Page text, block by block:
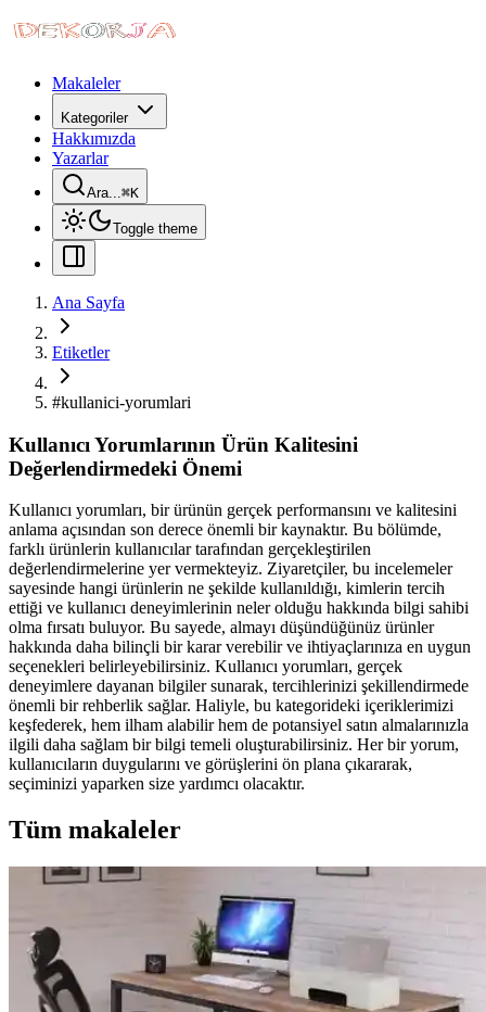
Makaleler
Kategoriler
Hakkımızda
Yazarlar
Ara...⌘K
Toggle theme
Ana Sayfa
Etiketler
#kullanici-yorumlari
Kullanıcı Yorumlarının Ürün Kalitesini
Değerlendirmedeki Önemi
Kullanıcı yorumları, bir ürünün gerçek performansını ve kalitesini
anlama açısından son derece önemli bir kaynaktır. Bu bölümde,
farklı ürünlerin kullanıcılar tarafından gerçekleştirilen
değerlendirmelerine yer vermekteyiz. Ziyaretçiler, bu incelemeler
sayesinde hangi ürünlerin ne şekilde kullanıldığı, kimlerin tercih
ettiği ve kullanıcı deneyimlerinin neler olduğu hakkında bilgi sahibi
olma fırsatı buluyor. Bu sayede, almayı düşündüğünüz ürünler
hakkında daha bilinçli bir karar verebilir ve ihtiyaçlarınıza en uygun
seçenekleri belirleyebilirsiniz. Kullanıcı yorumları, gerçek
deneyimlere dayanan bilgiler sunarak, tercihlerinizi şekillendirmede
önemli bir rehberlik sağlar. Haliyle, bu kategorideki içeriklerimizi
keşfederek, hem ilham alabilir hem de potansiyel satın almalarınızla
ilgili daha sağlam bir bilgi temeli oluşturabilirsiniz. Her bir yorum,
kullanıcıların duygularını ve görüşlerini ön plana çıkararak,
seçiminizi yaparken size yardımcı olacaktır.
Tüm makaleler